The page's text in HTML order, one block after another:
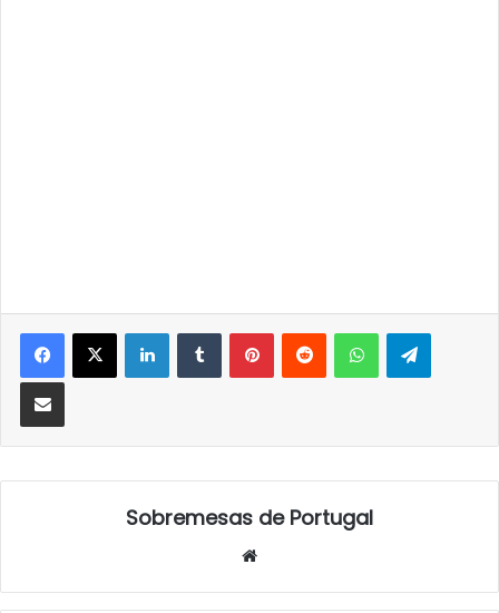
LinkedInTumblrPinterestReddit WhatsApp
Partilhar Via Email
Sobremesas de Portugal